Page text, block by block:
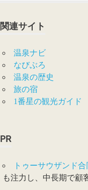
関連サイト
温泉ナビ
なびぶろ
温泉の歴史
旅の宿
1番星の観光ガイド
PR
トゥーサウザンド
も注力し、中長期で顧